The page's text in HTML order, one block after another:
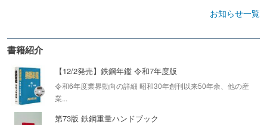
お知らせ一覧
書籍紹介
【12/2発売】鉄鋼年鑑 令和7年度版
令和6年度業界動向の詳細 昭和30年創刊以来50年余、他の産
業...
第73版 鉄鋼重量ハンドブック